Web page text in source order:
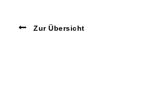
Zur Übersicht